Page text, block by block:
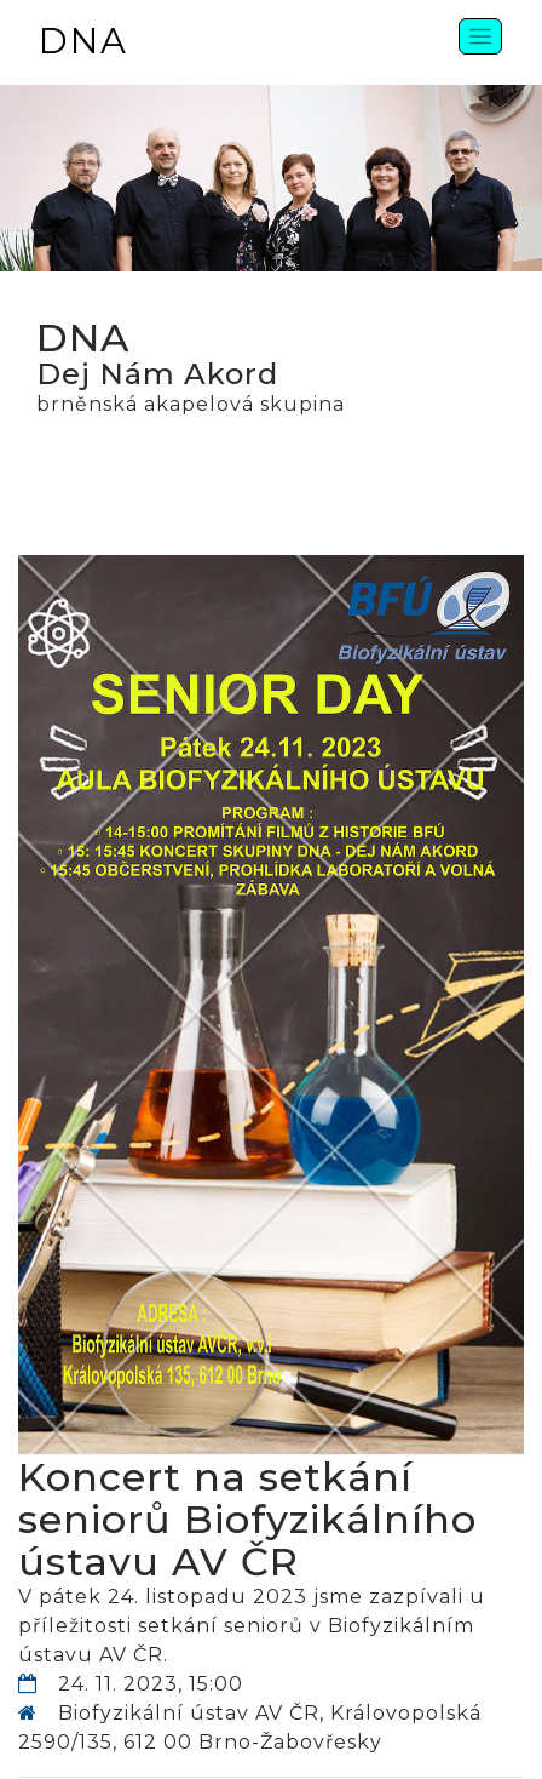
DNA
DNA
Dej Nám Akord
brněnská akapelová skupina
Koncert na setkání
seniorů Biofyzikálního
ústavu AV ČR
V pátek 24. listopadu 2023 jsme zazpívali u
příležitosti setkání seniorů v Biofyzikálním
ústavu AV ČR.
24. 11. 2023, 15:00
Biofyzikální ústav AV ČR, Královopolská
2590/135, 612 00 Brno-Žabovřesky